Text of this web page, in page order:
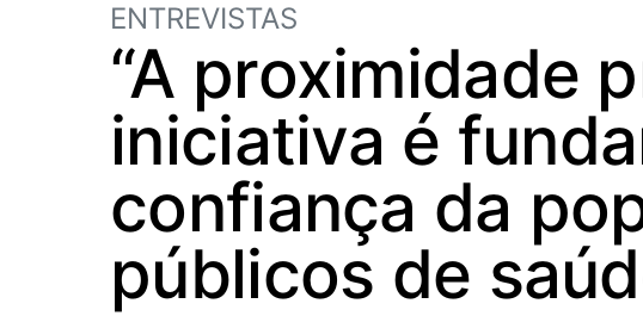
ENTREVISTAS
“A proximidade
iniciativa é
confiança da
públicos de